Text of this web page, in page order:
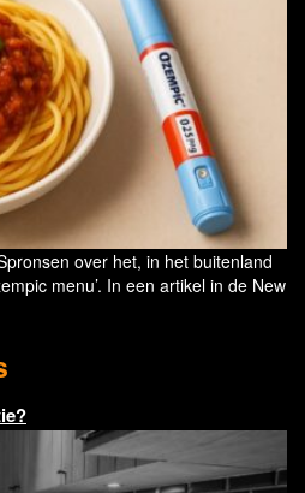
over het, in het buitenland
menu’. In een artikel in de New